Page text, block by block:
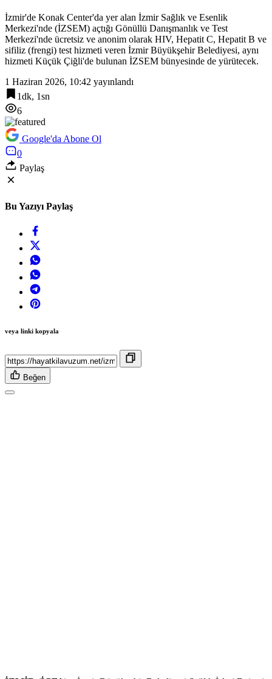
İzmir'de Konak Center'da yer alan İzmir Sağlık ve Esenlik
Merkezi'nde (İZSEM) açtığı Gönüllü Danışmanlık ve Test
Merkezi'nde ücretsiz ve anonim olarak HIV, Hepatit C, Hepatit B ve
sifiliz (frengi) test hizmeti veren İzmir Büyükşehir Belediyesi, aynı
hizmeti Küçük Çiğli'de bulunan İZSEM bünyesinde de yürütecek.
1 Haziran 2026, 10:42 yayınlandı
1dk, 1sn
6
Google'da Abone Ol
0
Paylaş
Bu Yazıyı Paylaş
veya linki kopyala
Beğen